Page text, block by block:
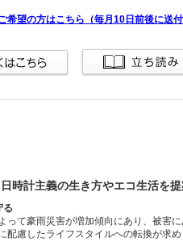
望の方はこちら（毎月10日前後に送付
時計主義の生き方やエコ生活を提
る
って豪雨災害が増加傾向にあり、被害
配慮したライフスタイルへの転換が求め